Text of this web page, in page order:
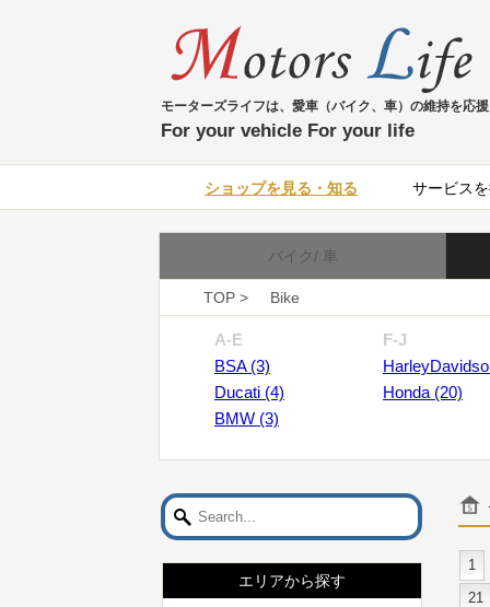
モーターズライフは、愛車（バイク、車）の維持を応援
For your vehicle For your life
ショップを見る・知る サービス
バイク/ 車
TOP > Bike
A-E
BSA (3)
Ducati (4)
BMW (3)
F-J
Honda (20)
エリアから探す
1
21